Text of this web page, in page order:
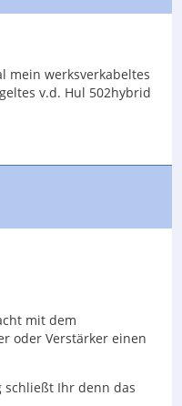
mein werksverkabeltes
v.d. Hul 502hybrid
mit dem
oder Verstärker einen
schließt Ihr denn das